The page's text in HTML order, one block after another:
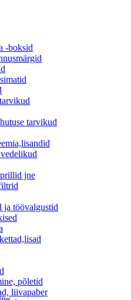
-boksid
tarvikud
jne
ja töövalgustid
põletid
liivapaber